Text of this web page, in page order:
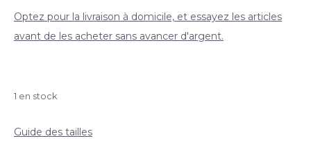
Optez pour la livraison à domicile, et essayez les articles
avant de les acheter sans avancer d'argent.
1 en stock
Guide des tailles